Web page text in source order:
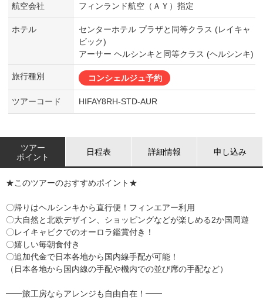
航空会社 フィンランド航空（ＡＹ）指定
ホテル
センターホテル プラザと同等クラス (レイキャ
ビック)
アーサー ヘルシンキと同等クラス (ヘルシンキ)
旅行種別 コンシェルジュ予約
ツアーコード HIFAY8RH-STD-AUR
ツアー
ポイント
日程表 詳細情報 申し込み
★このツアーのおすすめポイント★
〇帰りはヘルシンキから直行便！フィンエアー利用
〇大自然と北欧デザイン、ショッピングなどが楽しめる2か国周遊
〇レイキャビクでのオーロラ鑑賞付き！
〇嬉しい毎朝食付き
〇追加代金で日本各地から国内線手配が可能！
（日本各地から国内線の手配や機内での並び席の手配など）
━━旅工房ならアレンジも自由自在！━━